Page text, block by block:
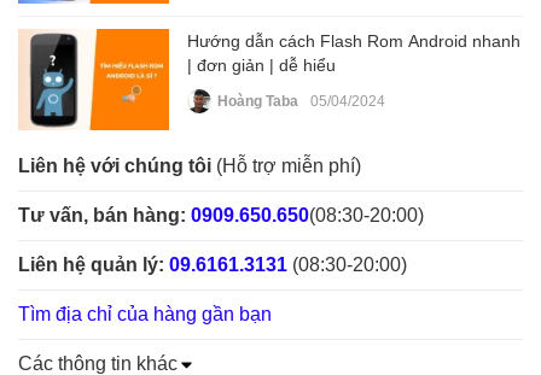
Hướng dẫn cách Flash Rom Android nhanh
| đơn giản | dễ hiểu
Hoàng Taba 05/04/2024
Liên hệ với chúng tôi (Hỗ trợ miễn phí)
Tư vấn, bán hàng: 0909.650.650(08:30-20:00)
Liên hệ quản lý: 09.6161.3131 (08:30-20:00)
Tìm địa chỉ của hàng gần bạn
Các thông tin khác